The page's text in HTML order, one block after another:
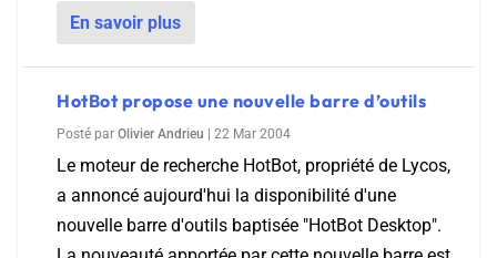
En savoir plus
HotBot propose une nouvelle barre d’outils
Posté par Olivier Andrieu 22 Mar 2004
Le moteur de recherche HotBot, propriété de Lycos,
a annoncé aujourd'hui la disponibilité d'une
nouvelle barre d'outils baptisée "HotBot Desktop".